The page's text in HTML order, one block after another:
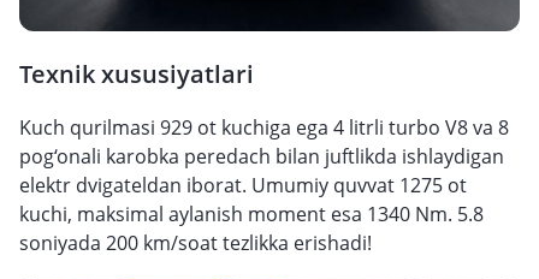
Texnik xususiyatlari
Kuch qurilmasi 929 ot kuchiga ega 4 litrli turbo V8 va 8
pog‘onali karobka peredach bilan juftlikda ishlaydigan
elektr dvigateldan iborat. Umumiy quvvat 1275 ot
kuchi, maksimal aylanish moment esa 1340 Nm. 5.8
soniyada 200 km/soat tezlikka erishadi!